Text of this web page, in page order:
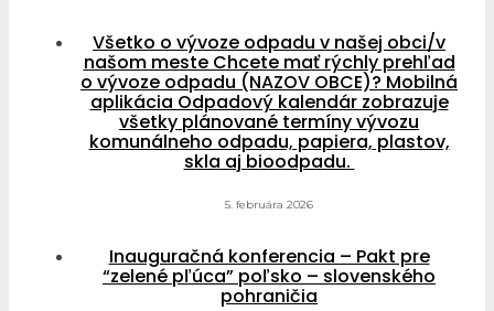
Všetko o vývoze odpadu v našej obci/v
našom meste Chcete mať rýchly prehľad
o vývoze odpadu (NAZOV OBCE)? Mobilná
aplikácia Odpadový kalendár zobrazuje
všetky plánované termíny vývozu
komunálneho odpadu, papiera, plastov,
skla aj bioodpadu.
5. februára 2026
Inauguračná konferencia – Pakt pre
“zelené pľúca” poľsko – slovenského
pohraničia